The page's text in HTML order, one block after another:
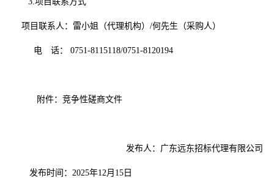
项目联系人：雷小姐（代理机构） /何先生 （采购人）
电 话： 0751-8115118/0751-8120194
附件：竞争性磋商文件
发布人： 广东远东招标代理有限公司
发布时间： 2025年12 月 15日